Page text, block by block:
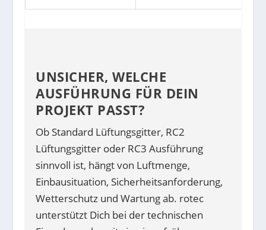
UNSICHER, WELCHE
AUSFÜHRUNG FÜR DEIN
PROJEKT PASST?
Ob Standard Lüftungsgitter, RC2
Lüftungsgitter oder RC3 Ausführung
sinnvoll ist, hängt von Luftmenge,
Einbausituation, Sicherheitsanforderung,
Wetterschutz und Wartung ab. rotec
unterstützt Dich bei der technischen